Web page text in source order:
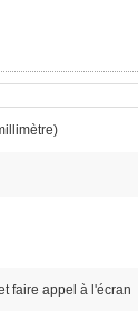
faire appel à l'écran